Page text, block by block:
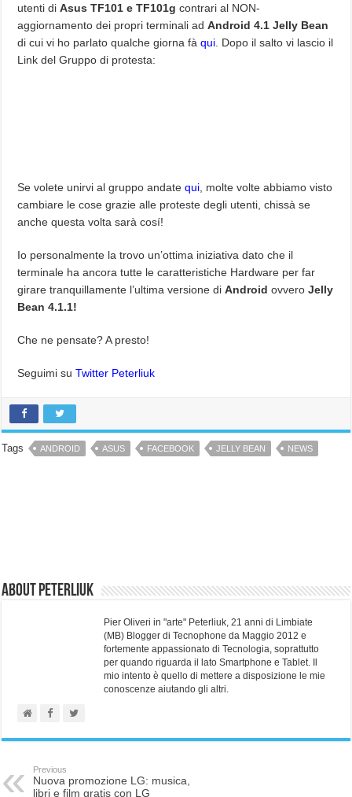
utenti diAsus TF101 e TF101g contrari al NON-
aggiornamento dei propri terminali adAndroid 4.1 Jelly Bean
di cui vi ho parlato qualche giorna fàqui . Dopo il salto vi lascio il
Link del Gruppo di protesta:
Se volete unirvi al gruppo andatequi , molte volte abbiamo visto
cambiare le cose grazie alle proteste degli utenti, chissà se
anche questa volta sarà cosí!
Io personalmente la trovo un’ottima iniziativa dato che il
terminale ha ancora tutte le caratteristiche Hardware per far
girare tranquillamente l’ultima versione diAndroid ovveroJelly
Bean 4.1.1!
Che ne pensate? A presto!
Seguimi suTwitter Peterliuk
Tags ANDROID ASUS FACEBOOK JELLY BEAN NEWS
About Peterliuk
Pier Oliveri in "arte" Peterliuk, 21 anni di Limbiate
(MB) Blogger di Tecnophone da Maggio 2012 e
fortemente appassionato di Tecnologia, soprattutto
per quando riguarda il lato Smartphone e Tablet. Il
mio intento è quello di mettere a disposizione le mie
conoscenze aiutando gli altri.
Previous
Nuova promozione LG: musica,
libri e film gratis con LG